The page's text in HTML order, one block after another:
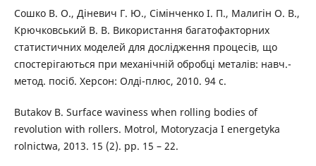
Сошко В. О., Діневич Г. Ю., Сімінченко І. П., Малигін О. В.,
Крючковський В. В. Використання багатофакторних
статистичних моделей для дослідження процесів, що
спостерігаються при механічній обробці металів: навч.-
метод. посіб. Херсон: Олді-плюс, 2010. 94 с.
Butakov B. Surface waviness when rolling bodies of
revolution with rollers. Motrol, Motoryzacja I energetyka
rolnictwa, 2013. 15 (2). pp. 15 – 22.